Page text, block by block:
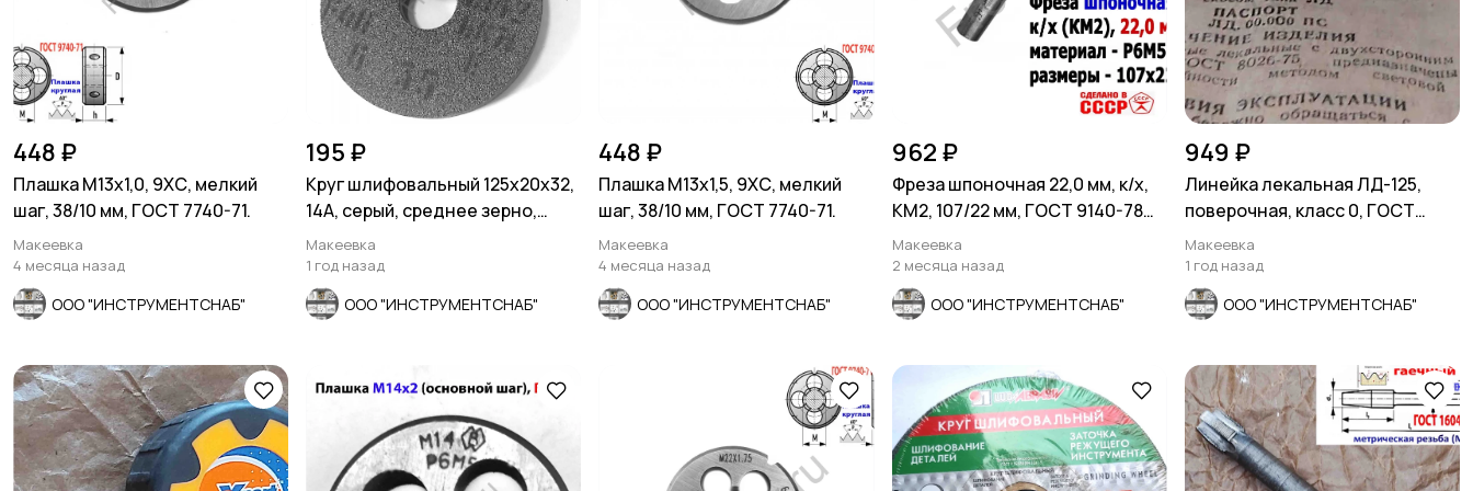
448 ₽
Плашка М13х1,0, 9ХС, мелкий
шаг, 38/10 мм, ГОСТ 7740-71.
Макеевка
4 месяца назад
ООО "ИНСТРУМЕНТСНАБ"
195 ₽
Круг шлифовальный 125х20х32,
14А, серый, среднее зерно,
ГОСТ 2424-83.
Макеевка
1 год назад
ООО "ИНСТРУМЕНТСНАБ"
448 ₽
Плашка М13х1,5, 9ХС, мелкий
шаг, 38/10 мм, ГОСТ 7740-71.
Макеевка
4 месяца назад
ООО "ИНСТРУМЕНТСНАБ"
962 ₽
Фреза шпоночная 22,0 мм, к/х,
КМ2, 107/22 мм, ГОСТ 9140-78
ВИЗ, СССР
Макеевка
2 месяца назад
ООО "ИНСТРУМЕНТСНАБ"
949 ₽
Линейка лекальная ЛД-125,
поверочная, класс 0, ГОСТ
8026-75, СССР.
Макеевка
1 год назад
ООО "ИНСТРУМЕНТСНАБ"